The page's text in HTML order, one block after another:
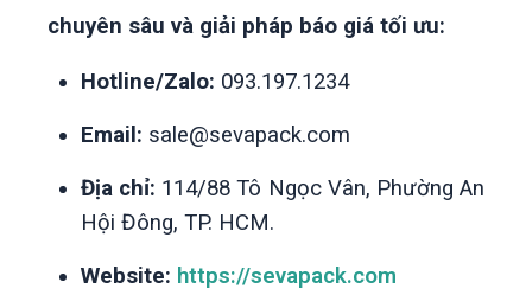
chuyên sâu và giải pháp báo giá tối ưu:
Hotline/Zalo: 093.197.1234
Email: sale@sevapack.com
Địa chỉ: 114/88 Tô Ngọc Vân, Phường An
Hội Đông, TP. HCM.
Website: https://sevapack.com